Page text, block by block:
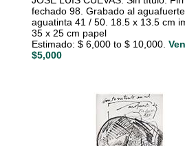
fechado 98. Grabado al
aguatinta 41 / 50. 18.5 x 13.5 cm
35 x 25 cm papel
Estimado: $ 6,000 to $ 10,000.
$5,000